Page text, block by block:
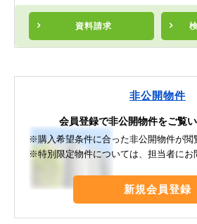
資料請求
非公開物件
会員登録で非公開物件をご覧
※購入希望条件に合った非公開物件が閲
※特別限定物件については、担当者にお
新規会員登録